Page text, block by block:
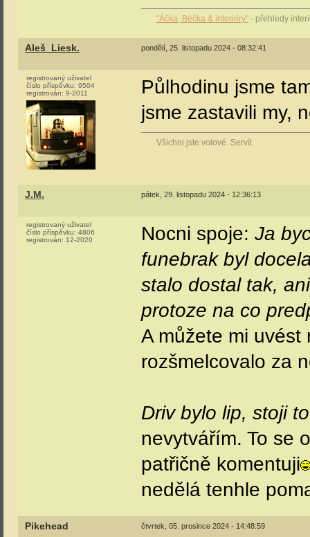
"Áčka, Béčka & interiéry" - přehledy
Aleš_Liesk. pondělí, 25. listopadu 2024 - 08:32:41
registrovaný uživatel
číslo příspěvku: 9504
registrován: 9-2011
Půlhodinu jsme
jsme zastavili my,
Všichni jste volové. Servít
J.M. pátek, 29. listopadu 2024 - 12:36:13
registrovaný uživatel
číslo příspěvku: 4806
registrován: 12-2020 Nocni spoje: Ja
funebrak byl
stalo dostal tak,
protoze na co
A můžete mi
rozšmelcovalo za
Driv bylo lip, stoji
nevytvářím. To se
patřičně komentuji
nedělá tenhle
Pikehead čtvrtek, 05. prosince 2024 - 14:48:59